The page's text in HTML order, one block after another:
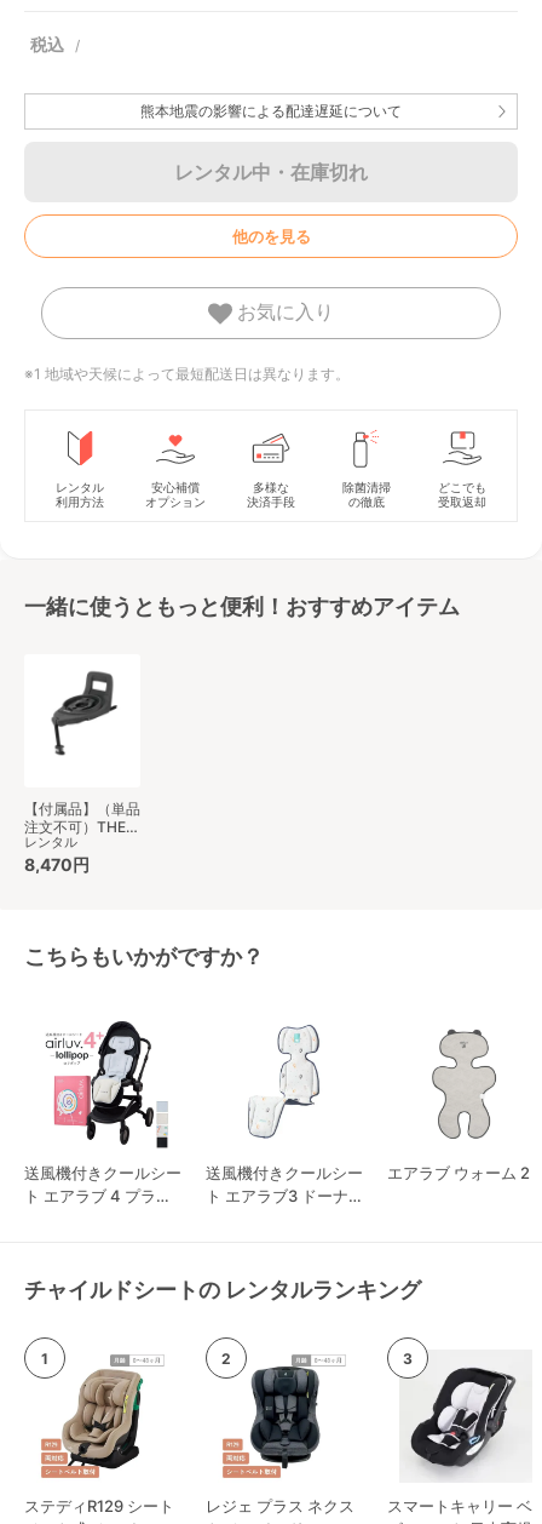
熊本地震の影響による配達遅延について
レンタル中・在庫切れ
他のを見る
お気に入り
※1 地域や天候によって最短配送日は異なります。
レンタル
利用方法
安心補償
オプション
多様な
決済手段
除菌清掃
の徹底
どこでも
受取返却
一緒に使うともっと便利！おすすめアイテム
【付属品】（単品
注文不可）THE
S 専用 のせか
えベース コンビ
レンタル
8,470円
こちらもいかがですか？
送風機付きクールシー
ト エアラブ 4 プラス
送風機付きクールシー
ト エアラブ3 ドーナ
エアラブ ウォーム 2
チャイルドシートの レンタルランキング
ステディR129 シート
レジェ プラス ネクス
スマートキャリー ベ